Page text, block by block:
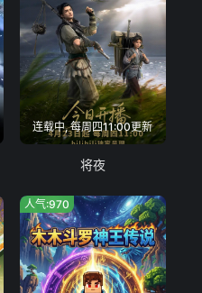
连载中, 每周四11:00更新
将夜
人气:970